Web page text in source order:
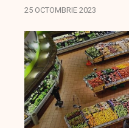
25 OCTOMBRIE 2023